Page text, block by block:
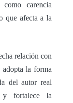
carencia
que afecta a la
relación con
la forma
del autor real
y fortalece la